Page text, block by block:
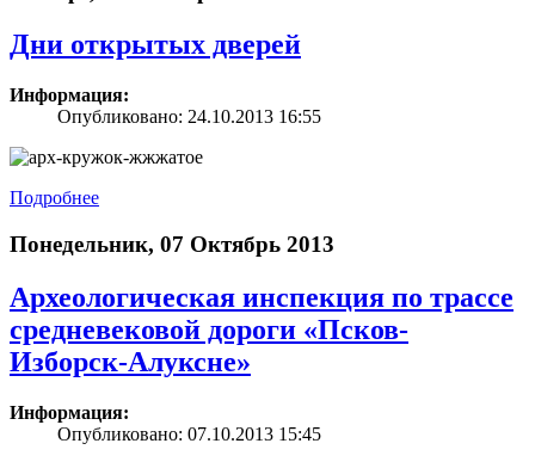
Дни открытых дверей
Информация:
Опубликовано: 24.10.2013 16:55
Подробнее
Понедельник, 07 Октябрь 2013
Археологическая инспекция по трассе
средневековой дороги «Псков-
Изборск-Алуксне»
Информация:
Опубликовано: 07.10.2013 15:45